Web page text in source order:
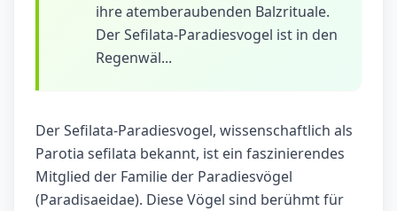
ihre atemberaubenden Balzrituale.
Der Sefilata-Paradiesvogel ist in den
Regenwäl...
Der Sefilata-Paradiesvogel, wissenschaftlich als
Parotia sefilata bekannt, ist ein faszinierendes
Mitglied der Familie der Paradiesvögel
(Paradisaeidae). Diese Vögel sind berühmt für